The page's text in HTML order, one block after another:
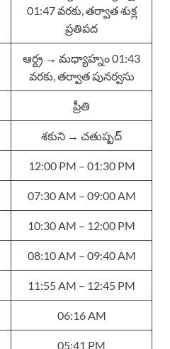
01:47 వరకు, తర్వాత శుక్ల
ప్రతిపద
ఆర్ద్ర → మధ్యాహ్నం 01:43
వరకు, తర్వాత పునర్వసు
ప్రీతి
శకుని → చతుష్పద్
12:00 PM – 01:30 PM
07:30 AM – 09:00 AM
10:30 AM – 12:00 PM
08:10 AM – 09:40 AM
11:55 AM – 12:45 PM
06:16 AM
05:41 PM